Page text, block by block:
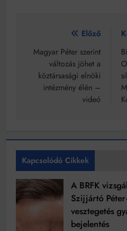
Bejegyzés
navigáció
Előző
Magyar Péter szerint
változás jöhet a
köztársasági elnöki
intézmény élén –
videó
Kapcsolódó Cikkek
A BRFK
Szijjártó
vesztegetés
bejelentés